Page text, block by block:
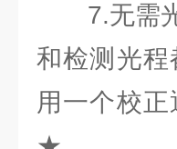
7.无需光
和检测光
用一个校